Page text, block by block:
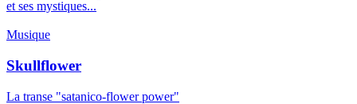
et ses mystiques...
Musique
Skullflower
La transe "satanico-flower power"